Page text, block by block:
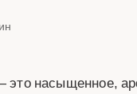
насыщенное,